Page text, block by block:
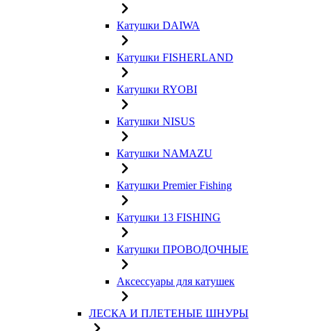
Катушки DAIWA
Катушки FISHERLAND
Катушки RYOBI
Катушки NISUS
Катушки NAMAZU
Катушки Premier Fishing
Катушки 13 FISHING
Катушки ПРОВОДОЧНЫЕ
Аксессуары для катушек
ЛЕСКА И ПЛЕТЕНЫЕ ШНУРЫ